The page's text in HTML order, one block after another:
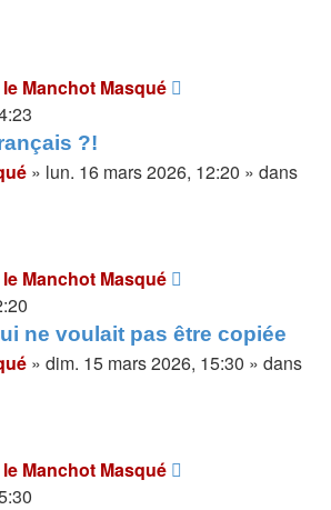
le Manchot Masqué
?!
» lun. 16 mars 2026, 12:20 » dans
le Manchot Masqué
ne voulait pas être copiée
» dim. 15 mars 2026, 15:30 » dans
le Manchot Masqué